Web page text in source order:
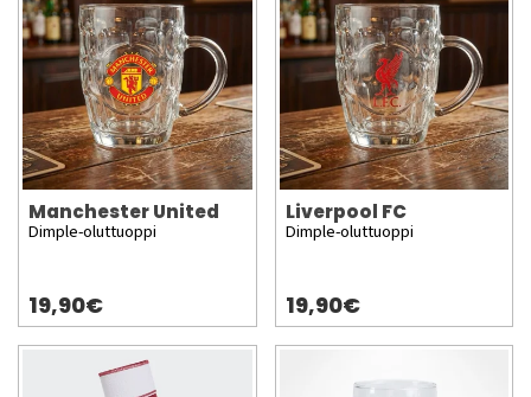
Manchester United
Dimple-oluttuoppi
19,90€
Liverpool FC
Dimple-oluttuoppi
19,90€